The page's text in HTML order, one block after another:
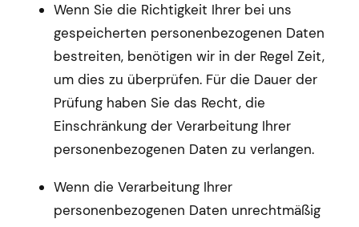
Wenn Sie die Richtigkeit Ihrer bei uns
gespeicherten personenbezogenen Daten
bestreiten, benötigen wir in der Regel Zeit,
um dies zu überprüfen. Für die Dauer der
Prüfung haben Sie das Recht, die
Einschränkung der Verarbeitung Ihrer
personenbezogenen Daten zu verlangen.
Wenn die Verarbeitung Ihrer
personenbezogenen Daten unrechtmäßig